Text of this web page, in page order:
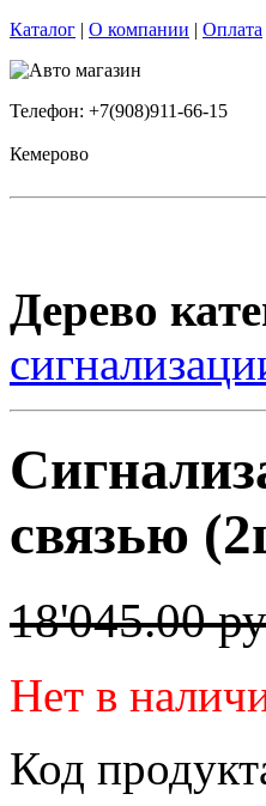
Каталог | О компании | Оплата
Телефон: +7(908)911-66-15
Кемерово
Дерево
связью
18'045.00
Нет в
Код